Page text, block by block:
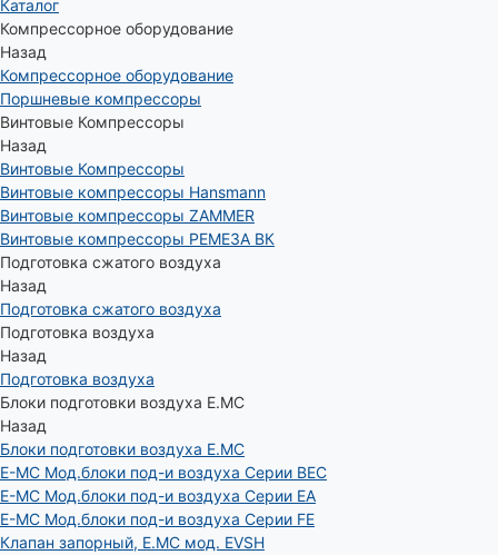
Каталог
Компрессорное оборудование
Назад
Компрессорное оборудование
Поршневые компрессоры
Винтовые Компрессоры
Назад
Винтовые Компрессоры
Винтовые компрессоры Hansmann
Винтовые компрессоры ZAMMER
Винтовые компрессоры РЕМЕЗА ВК
Подготовка сжатого воздуха
Назад
Подготовка сжатого воздуха
Подготовка воздуха
Назад
Подготовка воздуха
Блоки подготовки воздуха E.MC
Назад
Блоки подготовки воздуха E.MC
E-MC Мод.блоки под-и воздуха Серии BEC
E-MC Мод.блоки под-и воздуха Серии EA
E-MC Мод.блоки под-и воздуха Серии FE
Клапан запорный, E.MC мод. EVSH